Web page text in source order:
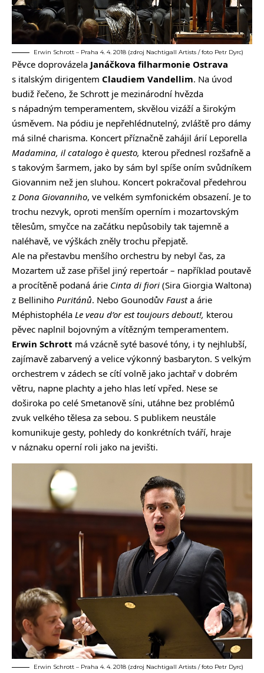
Erwin Schrott – Praha 4. 4. 2018 (zdroj Nachtigall Artists / foto Petr Dyrc)
Pěvce doprovázela Janáčkova filharmonie Ostrava
s italským dirigentem Claudiem Vandellim. Na úvod
budiž řečeno, že Schrott je mezinárodní hvězda
s nápadným temperamentem, skvělou vizáží a širokým
úsměvem. Na pódiu je nepřehlédnutelný, zvláště pro dámy
má silné charisma. Koncert příznačně zahájil árií Leporella
Madamina, il catalogo è questo, kterou přednesl rozšafně a
s takovým šarmem, jako by sám byl spíše oním svůdníkem
Giovannim než jen sluhou. Koncert pokračoval předehrou
z Dona Giovanniho, ve velkém symfonickém obsazení. Je to
trochu nezvyk, oproti menším operním i mozartovským
tělesům, smyčce na začátku nepůsobily tak tajemně a
naléhavě, ve výškách zněly trochu přepjatě.
Ale na přestavbu menšího orchestru by nebyl čas, za
Mozartem už zase přišel jiný repertoár – například poutavě
a procítěně podaná árie Cinta di fiori (Sira Giorgia Waltona)
z Belliniho Puritánů. Nebo Gounodův Fausta árie
Méphistophéla Le veau d’or est toujours debout!, kterou
pěvec naplnil bojovným a vítězným temperamentem.
Erwin Schrott má vzácně syté basové tóny, i ty nejhlubší,
zajímavě zabarvený a velice výkonný basbaryton. S velkým
orchestrem v zádech se cítí volně jako jachtař v dobrém
větru, napne plachty a jeho hlas letí vpřed. Nese se
doširoka po celé Smetanově síni, utáhne bez problémů
zvuk velkého tělesa za sebou. S publikem neustále
komunikuje gesty, pohledy do konkrétních tváří, hraje
v náznaku operní roli jako na jevišti.
Erwin Schrott – Praha 4. 4. 2018 (zdroj Nachtigall Artists / foto Petr Dyrc)